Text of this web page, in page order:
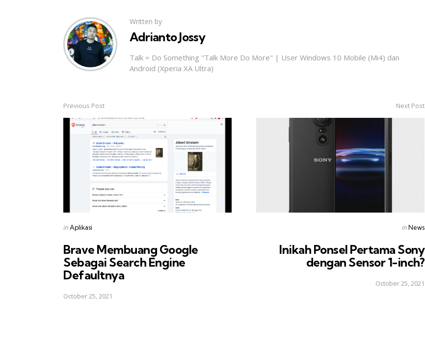
Written by
Adrianto Jossy
Talk = Do Something "Talk More Do More" | User Windows 10 Mobile (Mi4) dan
Android (Xperia XA Ultra)
Post
navigation
Previous Post
Posted
inAplikasi
Brave Membuang Google
Sebagai Search Engine
Defaultnya
October 25, 2021
Next Post
Posted
inNews
Inikah Ponsel Pertama Sony
dengan Sensor 1-inch?
October 25, 2021